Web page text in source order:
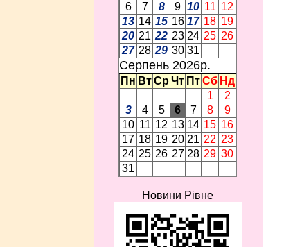
6
7 8 9 10 11 12
13 14 15 16 17 18 19
20 21 22 23 24 25 26
27 28 29 30 31
Серпень 2026p.
Пн ВтСрЧт ПтСб Нд
1
2
3
4 5 6 7 8
9
10 11 12 13 14 15 16
17 18 19 20 21 22 23
24 25 26 27 28 29 30
31
Новини Рівне